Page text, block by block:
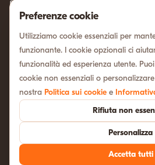
Chatta su WhatsApp
Via xxv aprile, 11
Scandiano, (RE), 42019, Italia
Metodi di pagamento
© 2026 Sicilia In Tour. Tutti i
Informativa sulla privacyTermini e
Preferenze cookie
Utilizziamo cookie essenziali per
funzionante. I cookie opzionali ci
funzionalità ed esperienza utente.
cookie non essenziali o
nostra Politica sui cookie e
Rifiuta non
Personalizza
Accetta tutti